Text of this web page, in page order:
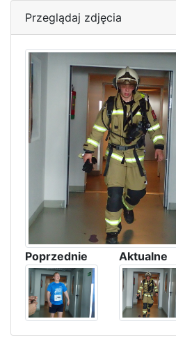
Przeglądaj zdjęcia
Poprzednie Aktualne